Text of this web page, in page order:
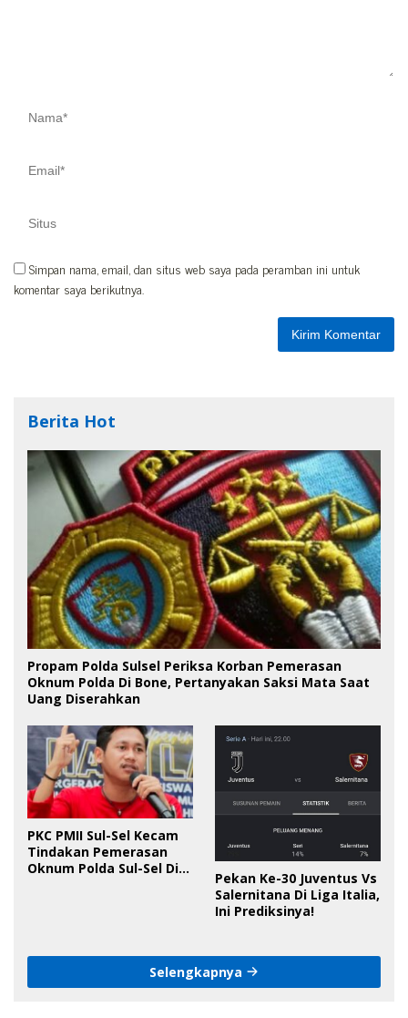
Simpan nama, email, dan situs web saya pada peramban ini untuk
komentar saya berikutnya.
Berita Hot
Propam Polda Sulsel Periksa Korban Pemerasan
Oknum Polda Di Bone, Pertanyakan Saksi Mata Saat
Uang Diserahkan
PKC PMII Sul-Sel Kecam
Tindakan Pemerasan
Oknum Polda Sul-Sel Di
Pekan Ke-30 Juventus Vs
Salernitana Di Liga Italia,
Ini Prediksinya!
Selengkapnya